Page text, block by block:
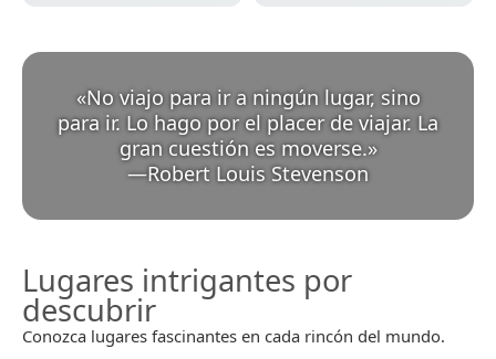
«No viajo para ir a ningún lugar, sino
para ir. Lo hago por el placer de viajar. La
gran cuestión es moverse. »
—Robert Louis Stevenson
Lugares intrigantes por
descubrir
Conozca lugares fascinantes en cada rincón del mundo.